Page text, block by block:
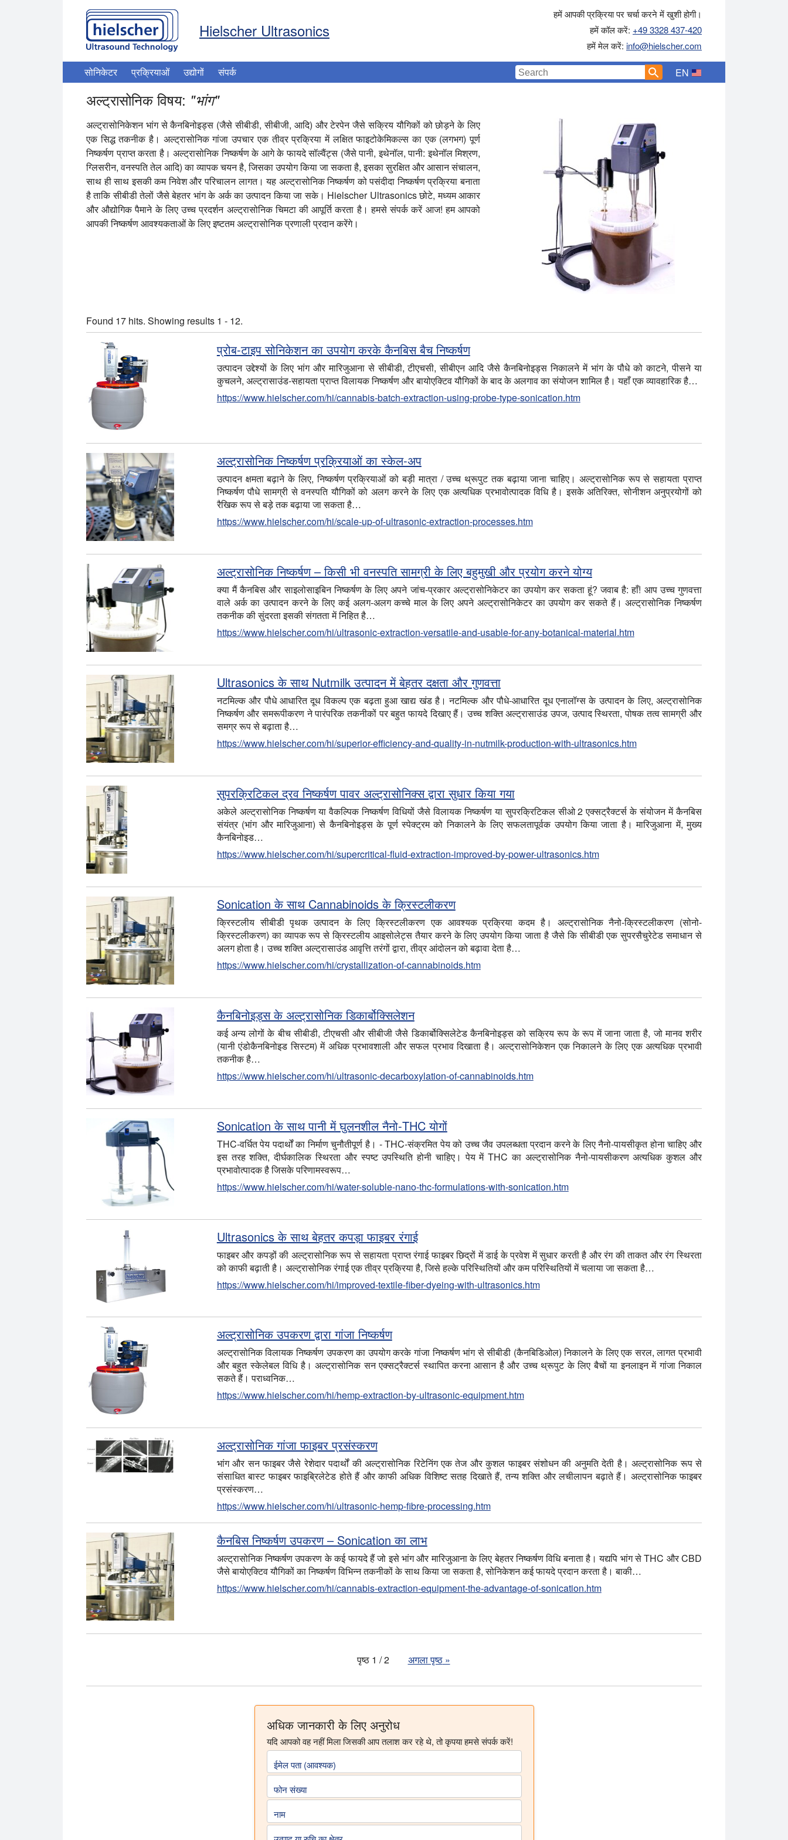
Hielscher Ultrasonics
हमें आपकी प्रक्रिया पर चर्चा करने में खुशी होगी।
हमें कॉल करें: +49 3328 437-420
हमें मेल करें: info@hielscher.com
सोनिकेटर प्रक्रियाओं उद्योगों संपर्क EN
अल्ट्रासोनिक विषय: "भांग"
अल्ट्रासोनिकेशन भांग से कैनबिनोइड्स (जैसे सीबीडी, सीबीजी, आदि) और टेरपेन जैसे सक्रिय यौगिकों को छोड़ने के लिए
एक सिद्ध तकनीक है। अल्ट्रासोनिक गांजा उपचार एक तीव्र प्रक्रिया में लक्षित फाइटोकेमिकल्स का एक (लगभग) पूर्ण
निष्कर्षण प्राप्त करता है। अल्ट्रासोनिक निष्कर्षण के आगे के फायदे सॉल्वैंट्स (जैसे पानी, इथेनॉल, पानी: इथेनॉल मिश्रण,
ग्लिसरीन, वनस्पति तेल आदि) का व्यापक चयन है, जिसका उपयोग किया जा सकता है, इसका सुरक्षित और आसान संचालन,
साथ ही साथ इसकी कम निवेश और परिचालन लागत। यह अल्ट्रासोनिक निष्कर्षण को पसंदीदा निष्कर्षण प्रक्रिया बनाता
है ताकि सीबीडी तेलों जैसे बेहतर भांग के अर्क का उत्पादन किया जा सके। Hielscher Ultrasonics छोटे, मध्यम आकार
और औद्योगिक पैमाने के लिए उच्च प्रदर्शन अल्ट्रासोनिक चिमटा की आपूर्ति करता है। हमसे संपर्क करें आज! हम आपको
आपकी निष्कर्षण आवश्यकताओं के लिए इष्टतम अल्ट्रासोनिक प्रणाली प्रदान करेंगे।
Found 17 hits. Showing results 1 - 12.
प्रोब-टाइप सोनिकेशन का उपयोग करके कैनबिस बैच निष्कर्षण
उत्पादन उद्देश्यों के लिए भांग और मारिजुआना से सीबीडी, टीएचसी, सीबीएन आदि जैसे कैनबिनोइड्स निकालने में भांग के पौधे को काटने, पीसने या
कुचलने, अल्ट्रासाउंड-सहायता प्राप्त विलायक निष्कर्षण और बायोएक्टिव यौगिकों के बाद के अलगाव का संयोजन शामिल है। यहाँ एक व्यावहारिक है…
https://www.hielscher.com/hi/cannabis-batch-extraction-using-probe-type-sonication.htm
अल्ट्रासोनिक निष्कर्षण प्रक्रियाओं का स्केल-अप
उत्पादन क्षमता बढ़ाने के लिए, निष्कर्षण प्रक्रियाओं को बड़ी मात्रा / उच्च थ्रूपुट तक बढ़ाया जाना चाहिए। अल्ट्रासोनिक रूप से सहायता प्राप्त
निष्कर्षण पौधे सामग्री से वनस्पति यौगिकों को अलग करने के लिए एक अत्यधिक प्रभावोत्पादक विधि है। इसके अतिरिक्त, सोनीशन अनुप्रयोगों को
रैखिक रूप से बड़े तक बढ़ाया जा सकता है…
https://www.hielscher.com/hi/scale-up-of-ultrasonic-extraction-processes.htm
अल्ट्रासोनिक निष्कर्षण – किसी भी वनस्पति सामग्री के लिए बहुमुखी और प्रयोग करने योग्य
क्या मैं कैनबिस और साइलोसाइबिन निष्कर्षण के लिए अपने जांच-प्रकार अल्ट्रासोनिकेटर का उपयोग कर सकता हूं? जवाब है: हाँ! आप उच्च गुणवत्ता
वाले अर्क का उत्पादन करने के लिए कई अलग-अलग कच्चे माल के लिए अपने अल्ट्रासोनिकेटर का उपयोग कर सकते हैं। अल्ट्रासोनिक निष्कर्षण
तकनीक की सुंदरता इसकी संगतता में निहित है…
https://www.hielscher.com/hi/ultrasonic-extraction-versatile-and-usable-for-any-botanical-material.htm
Ultrasonics के साथ Nutmilk उत्पादन में बेहतर दक्षता और गुणवत्ता
नटमिल्क और पौधे आधारित दूध विकल्प एक बढ़ता हुआ खाद्य खंड है। नटमिल्क और पौधे-आधारित दूध एनालॉग्स के उत्पादन के लिए, अल्ट्रासोनिक
निष्कर्षण और समरूपीकरण ने पारंपरिक तकनीकों पर बहुत फायदे दिखाए हैं। उच्च शक्ति अल्ट्रासाउंड उपज, उत्पाद स्थिरता, पोषक तत्व सामग्री और
समग्र रूप से बढ़ाता है…
https://www.hielscher.com/hi/superior-efficiency-and-quality-in-nutmilk-production-with-ultrasonics.htm
सुपरक्रिटिकल द्रव निष्कर्षण पावर अल्ट्रासोनिक्स द्वारा सुधार किया गया
अकेले अल्ट्रासोनिक निष्कर्षण या वैकल्पिक निष्कर्षण विधियों जैसे विलायक निष्कर्षण या सुपरक्रिटिकल सीओ 2 एक्सट्रैक्टर्स के संयोजन में कैनबिस
संयंत्र (भांग और मारिजुआना) से कैनबिनोइड्स के पूर्ण स्पेक्ट्रम को निकालने के लिए सफलतापूर्वक उपयोग किया जाता है। मारिजुआना में, मुख्य
कैनबिनोइड…
https://www.hielscher.com/hi/supercritical-fluid-extraction-improved-by-power-ultrasonics.htm
Sonication के साथ Cannabinoids के क्रिस्टलीकरण
क्रिस्टलीय सीबीडी पृथक उत्पादन के लिए क्रिस्टलीकरण एक आवश्यक प्रक्रिया कदम है। अल्ट्रासोनिक नैनो-क्रिस्टलीकरण (सोनो-
क्रिस्टलीकरण) का व्यापक रूप से क्रिस्टलीय आइसोलेट्स तैयार करने के लिए उपयोग किया जाता है जैसे कि सीबीडी एक सुपरसैचुरेटेड समाधान से
अलग होता है। उच्च शक्ति अल्ट्रासाउंड आवृत्ति तरंगों द्वारा, तीव्र आंदोलन को बढ़ावा देता है…
https://www.hielscher.com/hi/crystallization-of-cannabinoids.htm
कैनबिनोइड्स के अल्ट्रासोनिक डिकार्बोक्सिलेशन
कई अन्य लोगों के बीच सीबीडी, टीएचसी और सीबीजी जैसे डिकार्बोक्सिलेटेड कैनबिनोइड्स को सक्रिय रूप के रूप में जाना जाता है, जो मानव शरीर
(यानी एंडोकैनबिनोइड सिस्टम) में अधिक प्रभावशाली और सफल प्रभाव दिखाता है। अल्ट्रासोनिकेशन एक निकालने के लिए एक अत्यधिक प्रभावी
तकनीक है…
https://www.hielscher.com/hi/ultrasonic-decarboxylation-of-cannabinoids.htm
Sonication के साथ पानी में घुलनशील नैनो-THC योगों
THC-वर्धित पेय पदार्थों का निर्माण चुनौतीपूर्ण है। - THC-संक्रमित पेय को उच्च जैव उपलब्धता प्रदान करने के लिए नैनो-पायसीकृत होना चाहिए और
इस तरह शक्ति, दीर्घकालिक स्थिरता और स्पष्ट उपस्थिति होनी चाहिए। पेय में THC का अल्ट्रासोनिक नैनो-पायसीकरण अत्यधिक कुशल और
प्रभावोत्पादक है जिसके परिणामस्वरूप…
https://www.hielscher.com/hi/water-soluble-nano-thc-formulations-with-sonication.htm
Ultrasonics के साथ बेहतर कपड़ा फाइबर रंगाई
फाइबर और कपड़ों की अल्ट्रासोनिक रूप से सहायता प्राप्त रंगाई फाइबर छिद्रों में डाई के प्रवेश में सुधार करती है और रंग की ताकत और रंग स्थिरता
को काफी बढ़ाती है। अल्ट्रासोनिक रंगाई एक तीव्र प्रक्रिया है, जिसे हल्के परिस्थितियों और कम परिस्थितियों में चलाया जा सकता है…
https://www.hielscher.com/hi/improved-textile-fiber-dyeing-with-ultrasonics.htm
अल्ट्रासोनिक उपकरण द्वारा गांजा निष्कर्षण
अल्ट्रासोनिक विलायक निष्कर्षण उपकरण का उपयोग करके गांजा निष्कर्षण भांग से सीबीडी (कैनबिडिओल) निकालने के लिए एक सरल, लागत प्रभावी
और बहुत स्केलेबल विधि है। अल्ट्रासोनिक सन एक्सट्रैक्टर्स स्थापित करना आसान है और उच्च थ्रूपुट के लिए बैचों या इनलाइन में गांजा निकाल
सकते हैं। पराध्वनिक…
https://www.hielscher.com/hi/hemp-extraction-by-ultrasonic-equipment.htm
अल्ट्रासोनिक गांजा फाइबर प्रसंस्करण
भांग और सन फाइबर जैसे रेशेदार पदार्थों की अल्ट्रासोनिक रिटेनिंग एक तेज और कुशल फाइबर संशोधन की अनुमति देती है। अल्ट्रासोनिक रूप से
संसाधित बास्ट फाइबर फाइब्रिलेटेड होते हैं और काफी अधिक विशिष्ट सतह दिखाते हैं, तन्य शक्ति और लचीलापन बढ़ाते हैं। अल्ट्रासोनिक फाइबर
प्रसंस्करण…
https://www.hielscher.com/hi/ultrasonic-hemp-fibre-processing.htm
कैनबिस निष्कर्षण उपकरण – Sonication का लाभ
अल्ट्रासोनिक निष्कर्षण उपकरण के कई फायदे हैं जो इसे भांग और मारिजुआना के लिए बेहतर निष्कर्षण विधि बनाता है। यद्यपि भांग से THC और CBD
जैसे बायोएक्टिव यौगिकों का निष्कर्षण विभिन्न तकनीकों के साथ किया जा सकता है, सोनिकेशन कई फायदे प्रदान करता है। बाकी…
https://www.hielscher.com/hi/cannabis-extraction-equipment-the-advantage-of-sonication.htm
पृष्ठ 1 / 2 अगला पृष्ठ»
अधिक जानकारी के लिए अनुरोध
यदि आपको वह नहीं मिला जिसकी आप तलाश कर रहे थे, तो कृपया हमसे संपर्क करें!
ईमेल पता (आवश्यक)
फोन संख्या
नाम